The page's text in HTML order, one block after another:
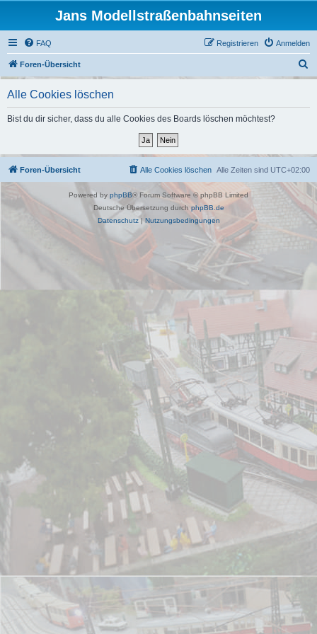
Jans Modellstraßenbahnseiten
FAQ Anmelden
Registrieren
Foren-Übersicht
u
Alle Cookies löschen
Bist du dir sicher, dass du alle Cookies des Boards löschen möchtest?
Foren-Übersicht Alle Zeiten sind UTC+02:00
Alle Cookies löschen
Powered by phpBB® Forum Software © phpBB Limited
Deutsche Übersetzung durchphpBB.de
Datenschutz|Nutzungsbedingungen